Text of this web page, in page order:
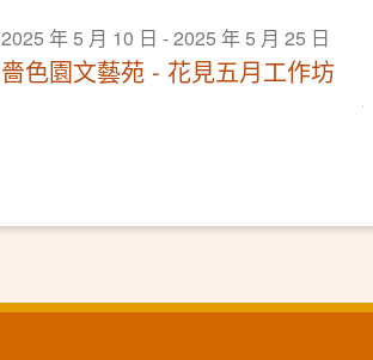
2025 年 5 月 10 日 - 2025 年 5 月 25 日
嗇色園文藝苑 - 花見五月工作坊